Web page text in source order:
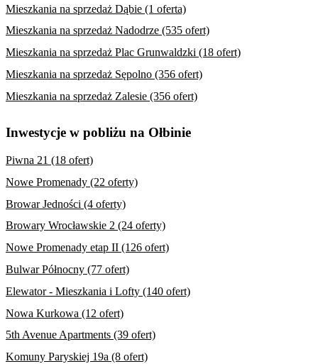
Mieszkania na sprzedaż Dąbie (1 oferta)
Mieszkania na sprzedaż Nadodrze (535 ofert)
Mieszkania na sprzedaż Plac Grunwaldzki (18 ofert)
Mieszkania na sprzedaż Sępolno (356 ofert)
Mieszkania na sprzedaż Zalesie (356 ofert)
Inwestycje w pobliżu na Ołbinie
Piwna 21 (18 ofert)
Nowe Promenady (22 oferty)
Browar Jedności (4 oferty)
Browary Wrocławskie 2 (24 oferty)
Nowe Promenady etap II (126 ofert)
Bulwar Północny (77 ofert)
Elewator - Mieszkania i Lofty (140 ofert)
Nowa Kurkowa (12 ofert)
5th Avenue Apartments (39 ofert)
Komuny Paryskiej 19a (8 ofert)